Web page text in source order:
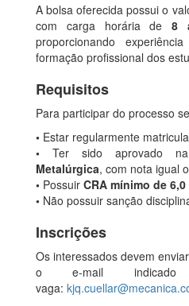
A bolsa oferecida possui o
com carga horária de 8
proporcionando
formação profissional dos
Requisitos
Para participar do processo
• Estar regularmente
• Ter sido aprovado
Metalúrgica, com nota igual
• Possuir CRA mínimo de 6,0
• Não possuir sanção
Inscrições
Os interessados devem
o e-mail
vaga: